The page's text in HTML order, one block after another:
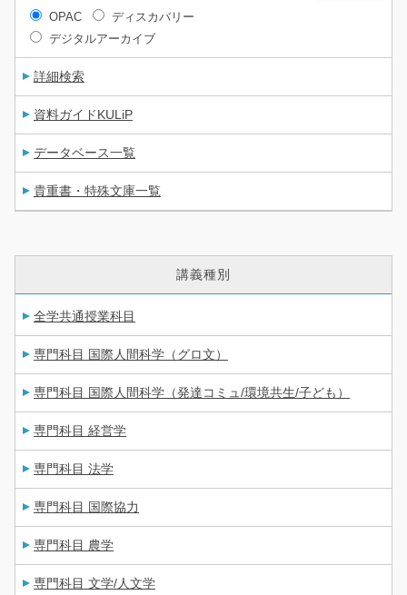
OPAC
ディスカバリー
デジタルアーカイブ
詳細検索
資料ガイドKULiP
データベース一覧
貴重書・特殊文庫一覧
講義種別
全学共通授業科目
専門科目 国際人間科学（グロ文）
専門科目 国際人間科学（発達コミュ/環境共生/子ども）
専門科目 経営学
専門科目 法学
専門科目 国際協力
専門科目 農学
専門科目 文学/人文学